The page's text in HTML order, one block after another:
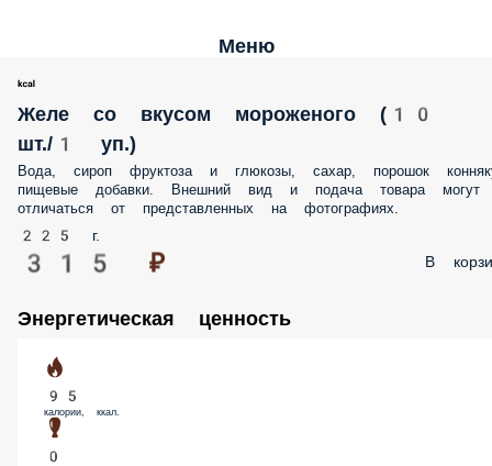
Меню
Желе со вкусом мороженого (10
шт./1 уп.)
Вода, сироп фруктоза и глюкозы, сахар, порошок
пищевые добавки. Внешний вид и подача товара могут
отличаться от представленных на фотографиях.
225 г.
315 ₽ В
Энергетическая ценность
95
калории, ккал.
0